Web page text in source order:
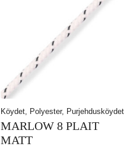
Köydet, Polyester, Purjehdusköydet
MARLOW 8 PLAIT
MATT